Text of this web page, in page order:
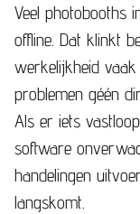
Veel photobooths
offline. Dat klinkt
werkelijkheid
problemen géén
Als er iets
software
handelingen
langskomt.